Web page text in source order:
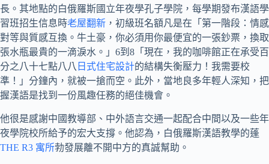
長。其地點的白俄羅斯國立年夜學孔子學院，每學期發布漢語學
習班招生信息時老屋翻新 ，初級班名額凡是在「第一階段：情感
對等與質感互換。牛土豪，你必須用你最便宜的一張鈔票，換取
張水瓶最貴的一滴淚水。」6到8「現在，我的咖啡館正在承受百
分之八十七點八八 日式住宅設計的結構失衡壓力！我需要校
準！」分鐘內，就被一搶而空。此外，當地良多年輕人深知，把
握漢語是找到一份風趣任務的絕佳機會。
他很是感謝中國教導部、中外語言交通一起配合中間以及一些年
夜學院校所給予的宏大支撐。他認為，白俄羅斯漢語教學的蓬
THE R3 寓所勃發展離不開中方的真誠幫助。